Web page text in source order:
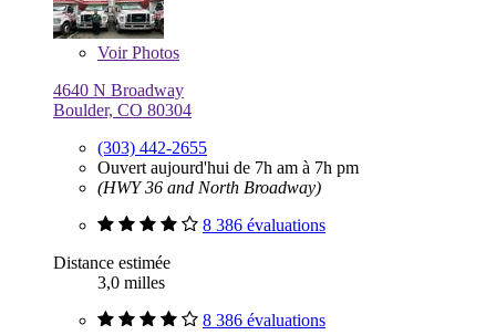
VoirPhotos
4640 N Broadway
Boulder, CO 80304
(303) 442-2655
Ouvert aujourd'hui de 7h am à 7h pm
(HWY 36 and North Broadway)
8 386 évaluations
Distance estimée
3,0 milles
8 386 évaluations